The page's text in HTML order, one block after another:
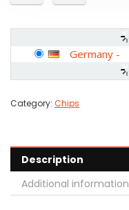
Germany -
Category: Chips
Description
Additional information